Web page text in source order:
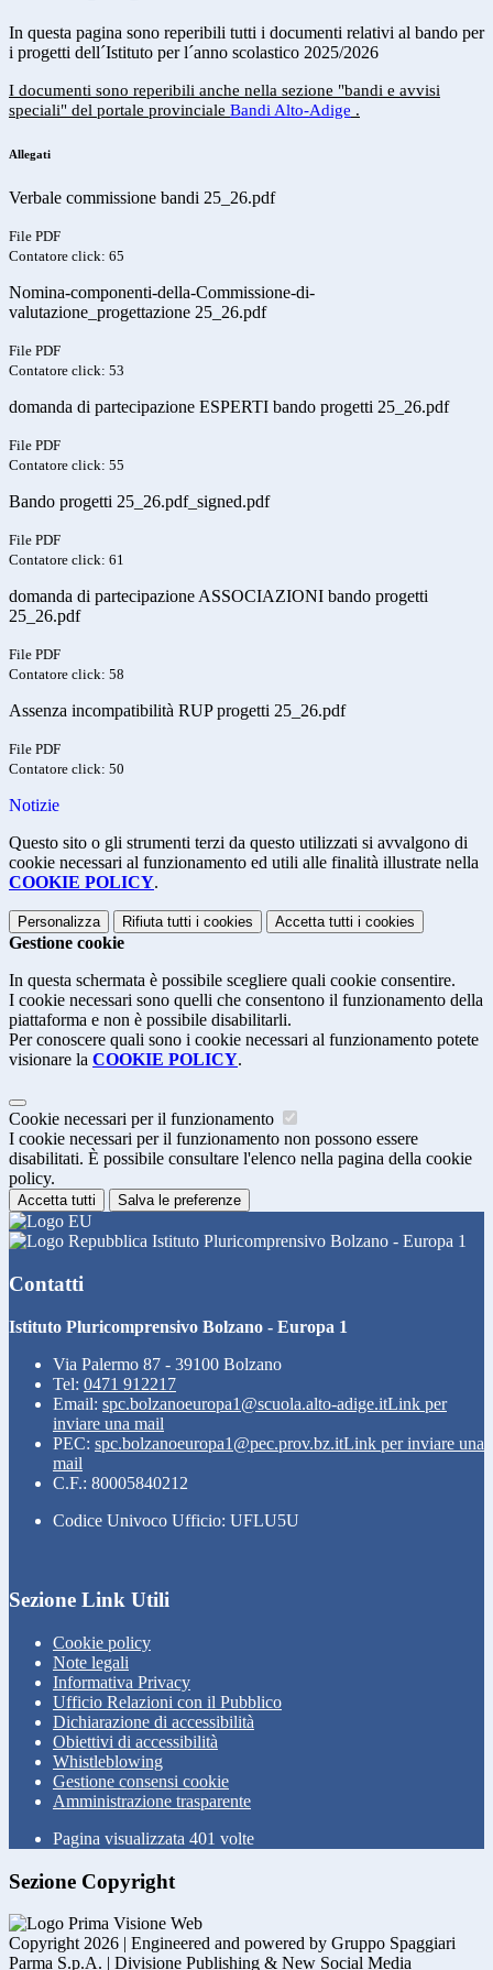
In questa pagina sono reperibili tutti i documenti relativi al bando per
i progetti dell´Istituto per l´anno scolastico 2025/2026
I documenti sono reperibili anche nella sezione "bandi e avvisi
speciali" del portale provinciale Bandi Alto-Adige .
Allegati
Verbale commissione bandi 25_26.pdf
File PDF
Contatore click: 65
Nomina-componenti-della-Commissione-di-
valutazione_progettazione 25_26.pdf
File PDF
Contatore click: 53
domanda di partecipazione ESPERTI bando progetti 25_26.pdf
File PDF
Contatore click: 55
Bando progetti 25_26.pdf_signed.pdf
File PDF
Contatore click: 61
domanda di partecipazione ASSOCIAZIONI bando progetti
25_26.pdf
File PDF
Contatore click: 58
Assenza incompatibilità RUP progetti 25_26.pdf
File PDF
Contatore click: 50
Notizie
Questo sito o gli strumenti terzi da questo utilizzati si avvalgono di
cookie necessari al funzionamento ed utili alle finalità illustrate nella
COOKIE POLICY.
Personalizza Rifiuta tutti i cookies Accetta tutti i cookies
Gestione cookie
In questa schermata è possibile scegliere quali cookie consentire.
I cookie necessari sono quelli che consentono il funzionamento della
piattaforma e non è possibile disabilitarli.
Per conoscere quali sono i cookie necessari al funzionamento potete
visionare la COOKIE POLICY.
Cookie necessari per il funzionamento
I cookie necessari per il funzionamento non possono essere
disabilitati. È possibile consultare l'elenco nella pagina della cookie
policy.
Accetta tutti Salva le preferenze
Istituto Pluricomprensivo Bolzano - Europa 1
Contatti
Istituto Pluricomprensivo Bolzano - Europa 1
Via Palermo 87 - 39100 Bolzano
Tel: 0471 912217
Email: spc.bolzanoeuropa1@scuola.alto-adige.itLink per
inviare una mail
PEC: spc.bolzanoeuropa1@pec.prov.bz.itLink per inviare una
mail
C.F.: 80005840212
Codice Univoco Ufficio: UFLU5U
Sezione Link Utili
Cookie policy
Note legali
Informativa Privacy
Ufficio Relazioni con il Pubblico
Dichiarazione di accessibilità
Obiettivi di accessibilità
Whistleblowing
Gestione consensi cookie
Amministrazione trasparente
Pagina visualizzata 401 volte
Sezione Copyright
Copyright 2026 | Engineered and powered by Gruppo Spaggiari
Parma S.p.A. | Divisione Publishing & New Social Media